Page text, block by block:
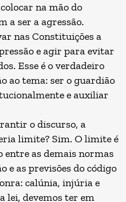
na mão do
a ser a agressão.
nas Constituições a
e agir para evitar
Esse é o verdadeiro
ao tema: ser o guardião
e auxiliar
o discurso, a
limite? Sim. O limite é
entre as demais normas
e as previsões do código
calúnia, injúria e
lei, devemos ter em